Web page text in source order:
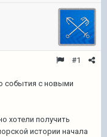
#1
события с новыми
хотели получить
истории начала